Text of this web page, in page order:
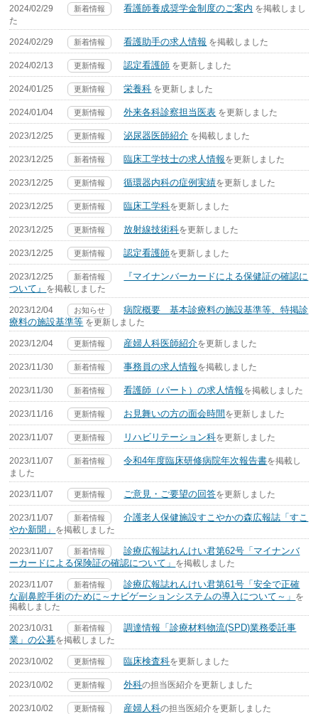
2024/02/29 新着情報 看護師養成奨学金制度のご案内 を掲載しまし
た
2024/02/29 新着情報 看護助手の求人情報 を掲載しました
2024/02/13 更新情報 認定看護師 を更新しました
2024/01/25 更新情報 栄養科 を更新しました
2024/01/04 更新情報 外来各科診察担当医表 を更新しました
2023/12/25 更新情報 泌尿器医師紹介 を掲載しました
2023/12/25 新着情報 臨床工学技士の求人情報を更新しました
2023/12/25 更新情報 循環器内科の症例実績を更新しました
2023/12/25 更新情報 臨床工学科を更新しました
2023/12/25 更新情報 放射線技術科を更新しました
2023/12/25 更新情報 認定看護師を更新しました
2023/12/25 新着情報
『マイナンバーカードによる保健証の確認に
ついて』 を掲載しました
2023/12/04 お知らせ
病院概要 基本診療料の施設基準等、特掲診
療料の施設基準等 を更新しました
2023/12/04 更新情報 産婦人科医師紹介を更新しました
2023/11/30 新着情報 事務員の求人情報を掲載しました
2023/11/30 新着情報 看護師（パート）の求人情報を掲載しました
2023/11/16 更新情報 お見舞いの方の面会時間を更新しました
2023/11/07 更新情報 リハビリテーション科を更新しました
2023/11/07 新着情報 令和4年度臨床研修病院年次報告書を掲載し
ました
2023/11/07 更新情報 ご意見・ご要望の回答を更新しました
2023/11/07 新着情報
介護老人保健施設すこやかの森広報誌「すこ
やか新聞」 を掲載しました
2023/11/07 新着情報
診療広報誌れんけい君第62号「マイナンバ
ーカードによる保険証の確認について」 を掲載しました
2023/11/07 新着情報
診療広報誌れんけい君第61号「安全で正確
な副鼻腔手術のために～ナビゲーションシステムの導入について～」 を
掲載しました
2023/10/31 新着情報
調達情報「診療材料物流(SPD)業務委託事
業」の公募を掲載しました
2023/10/02 更新情報 臨床検査科を更新しました
2023/10/02 更新情報 外科の担当医紹介を更新しました
2023/10/02 更新情報 産婦人科の担当医紹介を更新しました